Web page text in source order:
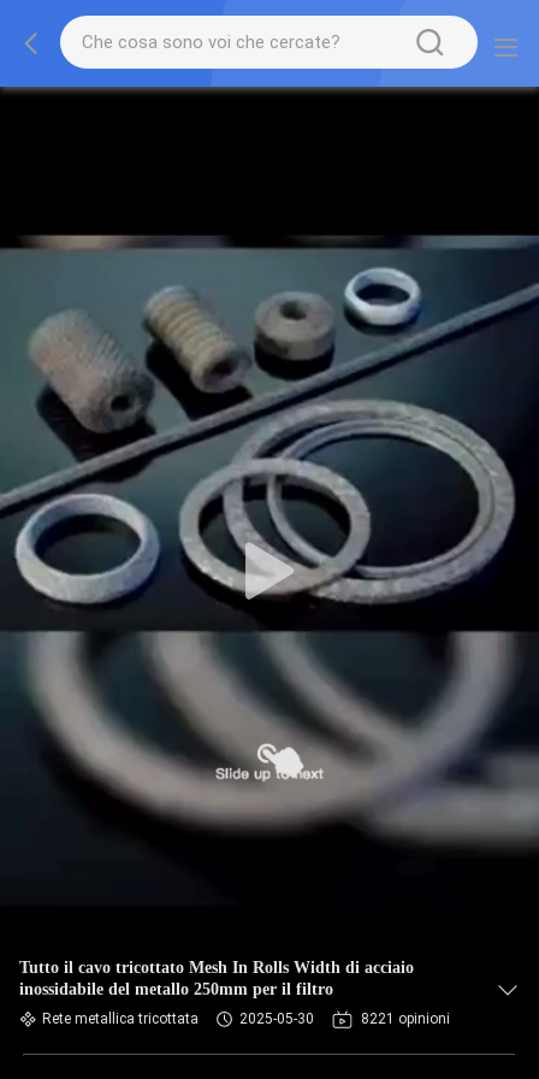
Tutto il cavo tricottato Mesh In Rolls Width di acciaio
inossidabile del metallo 250mm per il filtro
Rete metallica tricottata 2025-05-30 8221 opinioni